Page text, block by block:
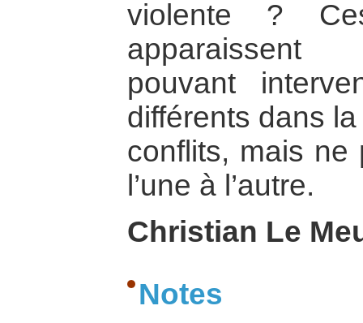
violente ?
apparaissent
pouvant
différents dans
conflits, mais ne
l’une à l’autre.
Christian Le
Notes